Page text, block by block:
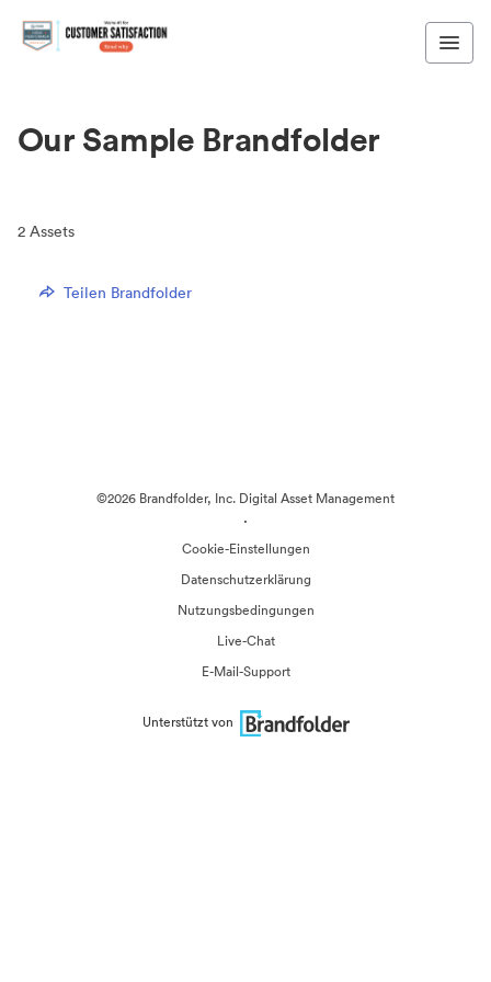
Our Sample Brandfolder
2 Assets
Teilen Brandfolder
©2026 Brandfolder, Inc. Digital Asset Management
·
Cookie-Einstellungen
Datenschutzerklärung
Nutzungsbedingungen
Live-Chat
E-Mail-Support
Unterstützt von